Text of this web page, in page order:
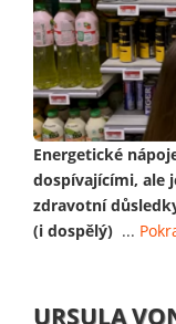
Energetické
dospívajícími, ale
zdravotní
(i dospělý) ...
URSULA